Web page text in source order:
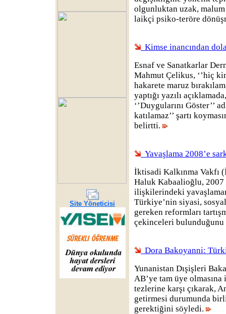
Site Yöneticisi
olgunluktan uzak,
laikçi psiko-teröre
Kimse inancından
Esnaf ve Sanatkarlar
Mahmut Çelikus, ‘’hiç
hakarete maruz
yaptığı yazılı
‘’Duygularını Göster’’
katılamaz’’ şartı
belirtti.
Yavaşlama 2008’e
İktisadi Kalkınma Vakfı
Haluk Kabaalioğlu, 2007
ilişkilerindeki
Türkiye’nin siyasi,
gereken reformları
çekinceleri
Dora Bakoyanni:
Yunanistan Dışişleri
AB’ye tam üye
tezlerine karşı çıkarak,
getirmesi durumunda
gerektiğini söyledi.